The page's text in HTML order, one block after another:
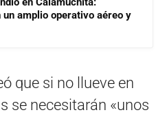
un amplio operativo aéreo y
que si no llueve en
se necesitarán «unos